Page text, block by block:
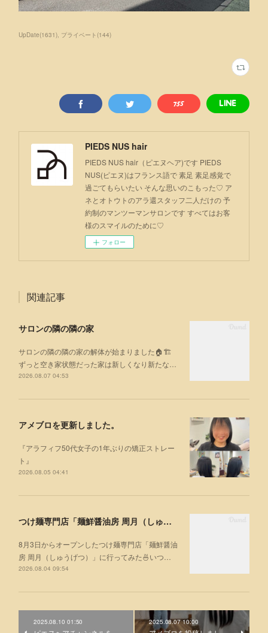
UpDate(1631) プライベート (144)
PIEDS NUS hair
PIEDS NUS hair（ピエヌヘア)です PIEDS
NUS(ピエヌ)はフランス語で 素足 素足感覚で
過ごてもらいたい そんな思いのこもった♡ ア
ネとオトウトのアラ還スタッフ二人だけの 予
約制のマンツーマンサロンです すべてはお客
様のスマイルのために♡
フォロー
関連記事
サロンの隣の隣の家
サロンの隣の隣の家の解体が始まりました🏠🏗
ずっと空き家状態だった家は新しくなり新たな…
2026.08.07 04:53
アメブロを更新しました。
『アラフィフ50代女子の1年ぶりの矯正ストレー
ト』
2026.08.05 04:41
つけ麺専門店「麺鮮醤油房 周月（しゅうげつ）」⁡ に行ってみた🍜
8月3日からオープンしたつけ麺専門店「麺鮮醤油
房 周月（しゅうげつ）」⁡に行ってみた🍜いつ…
2026.08.04 09:54
2025.08.10 01:50 2025.08.07 10:00